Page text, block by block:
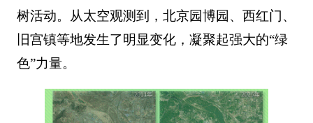
树活动。从太空观测到，北京园博园、西红门、
旧宫镇等地发生了明显变化，凝聚起强大的“绿
色”力量。